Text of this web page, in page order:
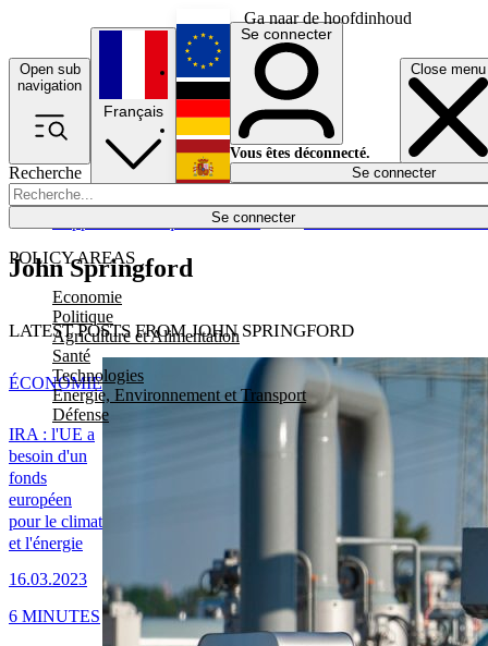
Ga naar de hoofdinhoud
Open sub
navigation
Close menu
Recherche
Se connecter
POLICY AREAS
Economie
Politique
Agriculture et Alimentation
Santé
Technologies
Energie, Environnement et Transport
Défense
Économie
Français
English
Deutsch
Español
Se connecter
Vous êtes déconnecté.
Se connecter
John Springford
LATEST POSTS FROM JOHN SPRINGFORD
IRA : l'UE a
besoin d'un
fonds
européen
pour le climat
et l'énergie
16.03.2023
ÉCONOMIE
6 MINUTES